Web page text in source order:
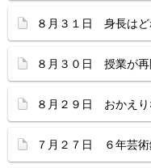
８月３１日 身長はど
８月３０日 授業が再
８月２９日 おかえ
７月２７日 ６年芸術